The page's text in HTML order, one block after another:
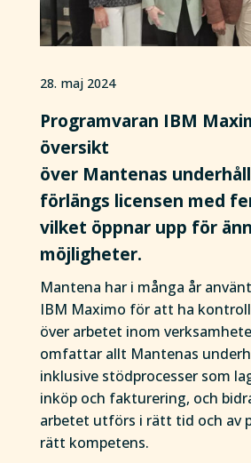
28. maj 2024
Programvaran IBM
översikt
över Mantenas
förlängs licensen med
vilket öppnar upp för
möjligheter.
Mantena har i många år
IBM Maximo för att ha
över arbetet inom
omfattar allt Mantenas
inklusive stödprocesser som
inköp och fakturering, och
arbetet utförs i rätt tid och av
rätt kompetens.